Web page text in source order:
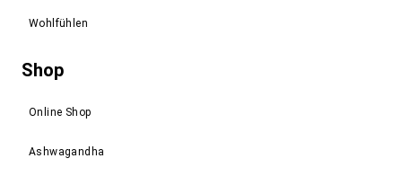
Wohlfühlen
Shop
Online Shop
Ashwagandha